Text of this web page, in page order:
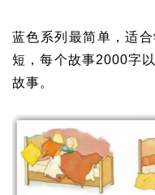
蓝色系列最简单，适
短，每个故事2000字
故事。